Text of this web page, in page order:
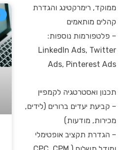
ממוקד, רימרקטינג והגדרת
קהלים מותאמים
– פלטפורמות נוספות:
LinkedIn Ads, Twitter
Ads, Pinterest Ads
תכנון ואסטרטגיה לקמפיין
– קביעת יעדים ברורים (לידים,
מכירות, מודעות)
– הגדרת תקציב אופטימלי